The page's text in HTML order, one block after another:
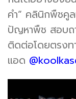
คำ” คลินิกพืชคู
ปัญหาพืช สอบถ
ติดต่อโดยตรงท
แอด